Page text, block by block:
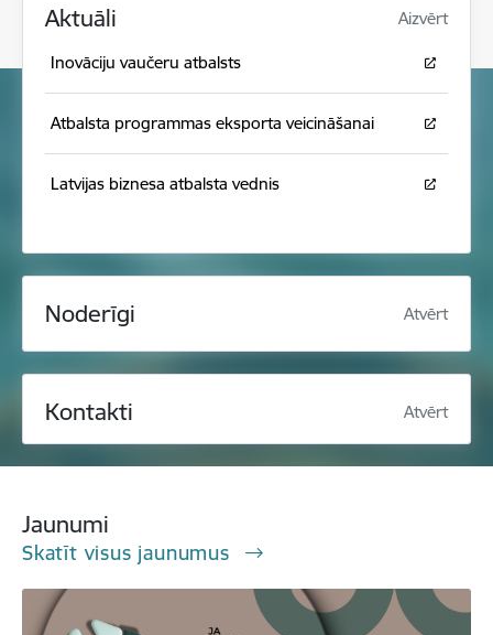
Aktuāli Aizvērt
Inovāciju vaučeru atbalsts
Atbalsta programmas eksporta veicināšanai
Latvijas biznesa atbalsta vednis
Noderīgi Atvērt
Kontakti Atvērt
Jaunumi
Skatīt visus jaunumus